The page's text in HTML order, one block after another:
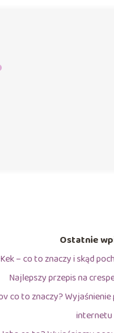
Ostatnie
Kek – co to znaczy i skąd
Najlepszy przepis na
co to znaczy?
internetu